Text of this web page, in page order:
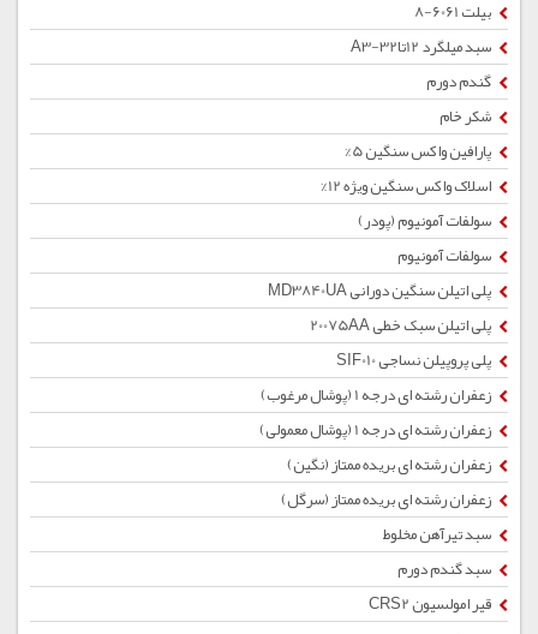
بیلت 6061-8
سبد میلگرد 12تا32-A3
گندم دورم
شکر خام
پارافین واکس سنگین 5%
اسلاک واکس سنگین ویژه 12%
سولفات آمونیوم (پودر)
سولفات آمونیوم
پلی اتیلن سنگین دورانی MD3840UA
پلی اتیلن سبک خطی 20075AA
پلی پروپیلن نساجی SIF010
زعفران رشته ای درجه 1 (پوشال مرغوب)
زعفران رشته ای درجه 1 (پوشال معمولی)
زعفران رشته ای بریده ممتاز (نگین)
زعفران رشته ای بریده ممتاز (سرگل)
سبد تیرآهن مخلوط
سبد گندم دورم
قیر امولسیون CRS2